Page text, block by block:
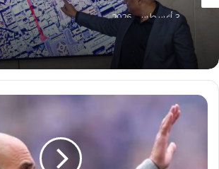
3 أغسطس، 2026
الإسكندرية تستعيد عراقتها
رسميا
جوارديولا